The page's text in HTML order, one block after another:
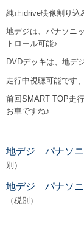
純正idrive映像割り
地デジは、パナソニ
トロール可能♪
DVDデッキは、地デ
走行中視聴可能です、
前回SMART TOP走
お車ですね♪
地デジ パナソ
別）
地デジ パナソ
（税別）